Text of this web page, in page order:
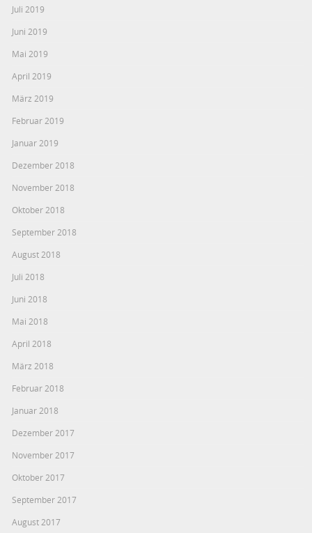
Juli 2019
Juni 2019
Mai 2019
April 2019
März 2019
Februar 2019
Januar 2019
Dezember 2018
November 2018
Oktober 2018
September 2018
August 2018
Juli 2018
Juni 2018
Mai 2018
April 2018
März 2018
Februar 2018
Januar 2018
Dezember 2017
November 2017
Oktober 2017
September 2017
August 2017